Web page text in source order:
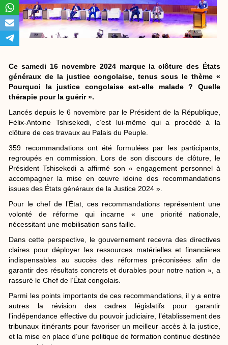
Ce samedi 16 novembre 2024 marque la clôture des États
généraux de la justice congolaise, tenus sous le thème «
Pourquoi la justice congolaise est-elle malade ? Quelle
thérapie pour la guérir ».
Lancés depuis le 6 novembre par le Président de la République,
Félix-Antoine Tshisekedi, c’est lui-même qui a procédé à la
clôture de ces travaux au Palais du Peuple.
359 recommandations ont été formulées par les participants,
regroupés en commission. Lors de son discours de clôture, le
Président Tshisekedi a affirmé son « engagement personnel à
accompagner la mise en œuvre idoine des recommandations
issues des États généraux de la Justice 2024 ».
Pour le chef de l’État, ces recommandations représentent une
volonté de réforme qui incarne « une priorité nationale,
nécessitant une mobilisation sans faille.
Dans cette perspective, le gouvernement recevra des directives
claires pour déployer les ressources matérielles et financières
indispensables au succès des réformes préconisées afin de
garantir des résultats concrets et durables pour notre nation », a
rassuré le Chef de l’État congolais.
Parmi les points importants de ces recommandations, il y a entre
autres la révision des cadres législatifs pour garantir
l’indépendance effective du pouvoir judiciaire, l’établissement des
tribunaux itinérants pour favoriser un meilleur accès à la justice,
et la mise en place d’une politique de formation continue destinée